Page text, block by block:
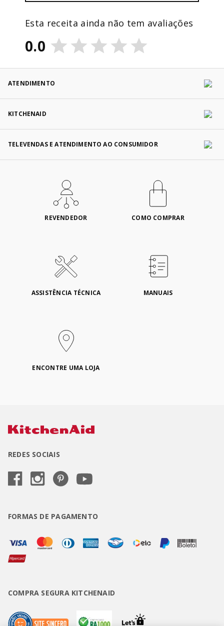
Esta receita ainda não tem avaliações
0.0
ATENDIMENTO
KITCHENAID
TELEVENDAS E ATENDIMENTO AO CONSUMIDOR
REVENDEDOR COMO COMPRAR
ASSISTÊNCIA TÉCNICA MANUAIS
ENCONTRE UMA LOJA
REDES SOCIAIS
FORMAS DE PAGAMENTO
COMPRA SEGURA KITCHENAID